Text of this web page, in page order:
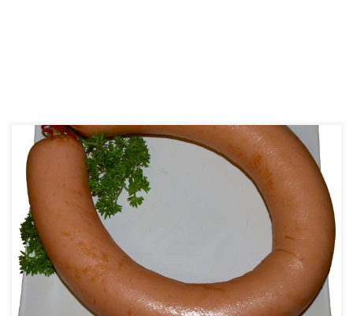
Mein Fleischwurst Gewürz für Ringe und Aufschnittware, lässt sich
auch für Fleischkäse, sowie dessen Abwandlungen wie Pizza-
Zwiebel- und Kräuterfleischkäse, verwenden! Die Fleischwurst
hatte ich als Ringe, im Natur- oder Kunstdarm, im Programm. Da ich
die Lyoner als Aufschnitt angeboten habe. Die Fleischwurst ist
kräftiger im Geschmack als Lyoner und […]